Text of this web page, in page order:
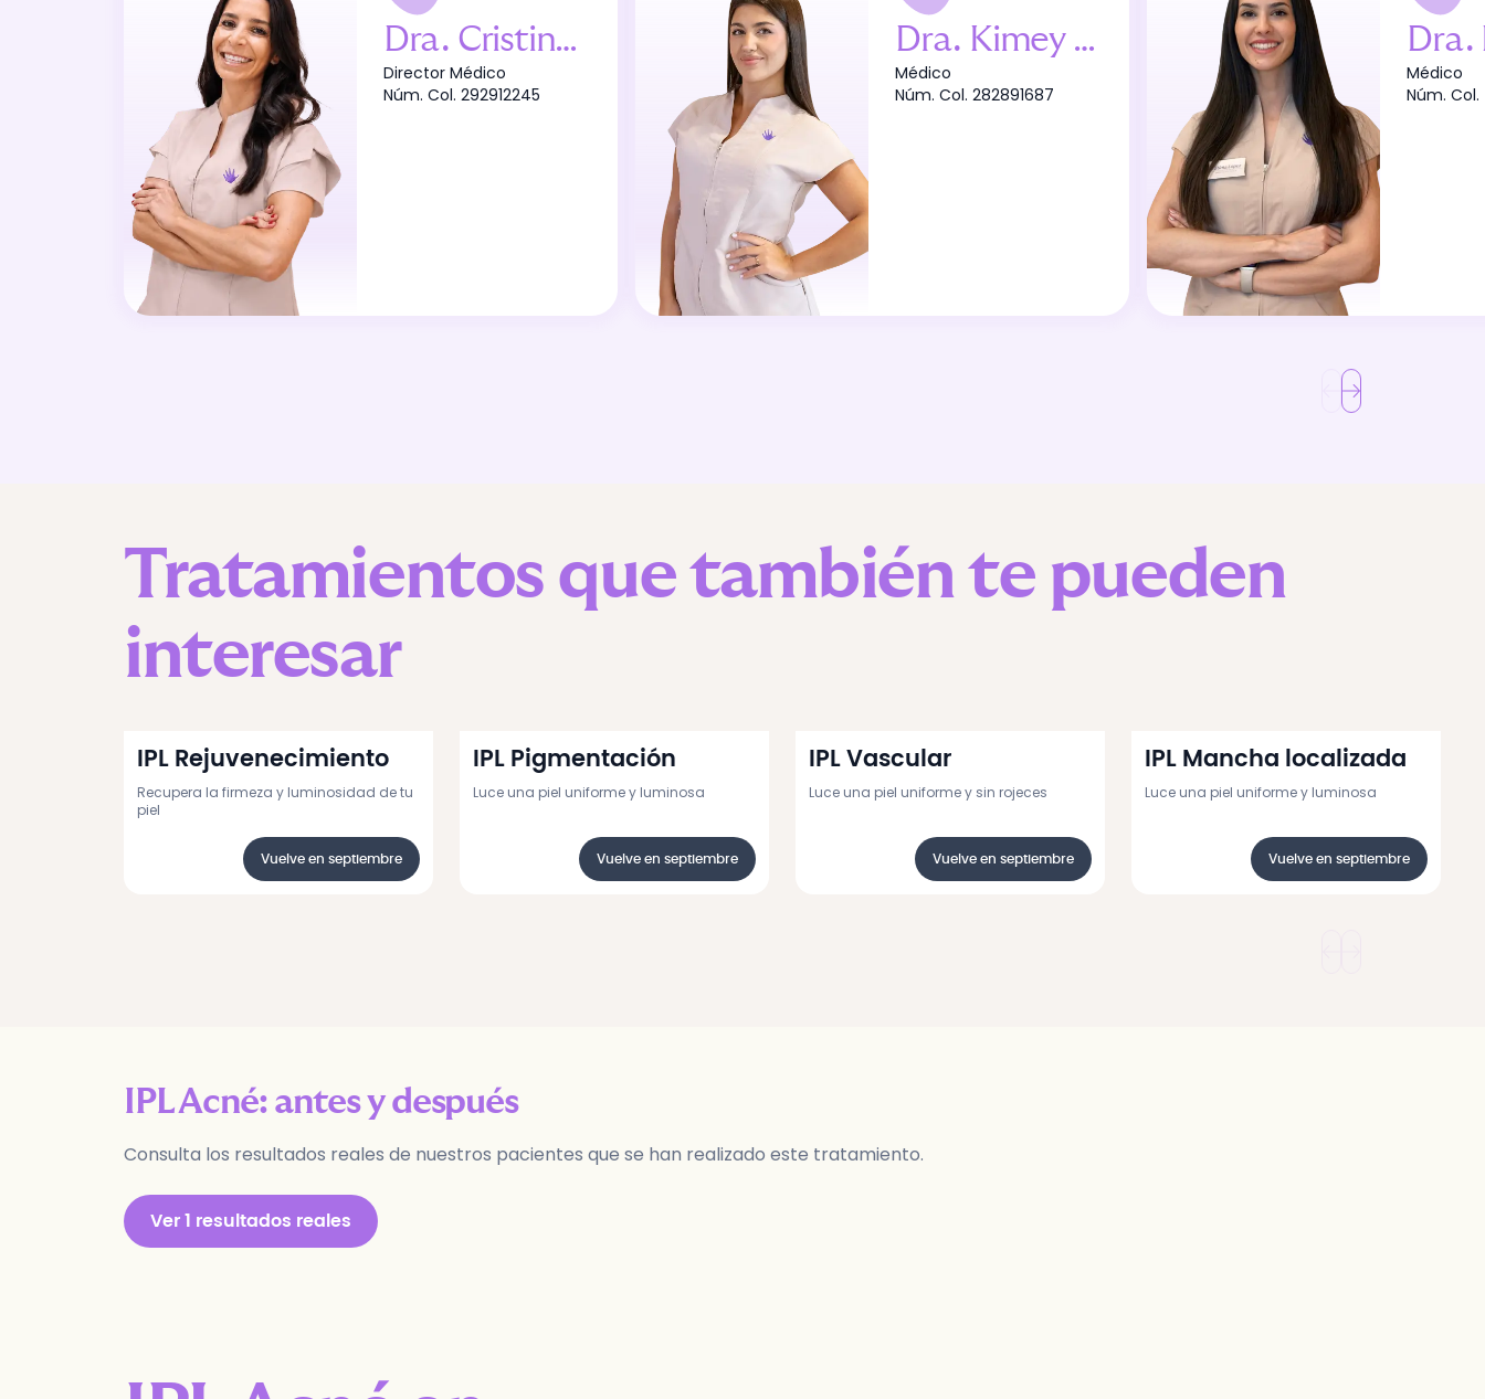
Dra. Cristina Martín
Director Médico
Núm. Col. 292912245
Dra. Kimey Balaguer
Médico
Núm. Col.282891687
Dra.
Médico
Núm. Col.
Tratamientos que también te pueden
interesar
IPL Rejuvenecimiento
Recupera la firmeza y luminosidad de tu
piel
Vuelve en septiembre
IPL Pigmentación
Luce una piel uniforme y luminosa
Vuelve en septiembre
IPL Vascular
Luce una piel uniforme y sin rojeces
Vuelve en septiembre
IPL Mancha localizada
Luce una piel uniforme y luminosa
Vuelve en septiembre
IPL Acné: antes y después
Consulta los resultados reales de nuestros pacientes que se han realizado este tratamiento.
Ver 1 resultados reales